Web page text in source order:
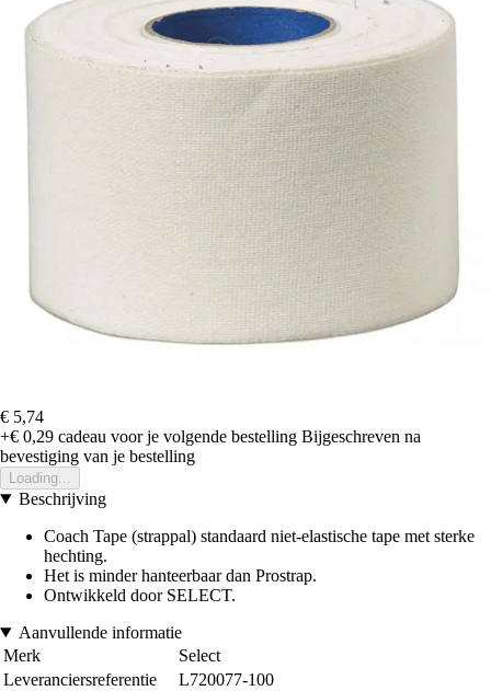
€ 5,74
+€ 0,29 cadeau voor je volgende bestelling Bijgeschreven na
bevestiging van je bestelling
Loading...
Beschrijving
Coach Tape (strappal) standaard niet-elastische tape met sterke
hechting.
Het is minder hanteerbaar dan Prostrap.
Ontwikkeld door SELECT.
Aanvullende informatie
Merk
Select
Leveranciersreferentie
L720077-100